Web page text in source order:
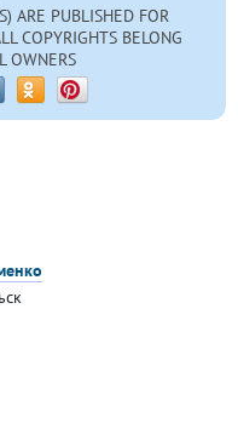
ARE PUBLISHED FOR
COPYRIGHTS BELONG
OWNERS